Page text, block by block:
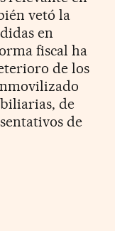
vetó la
en
fiscal ha
de los
de
de